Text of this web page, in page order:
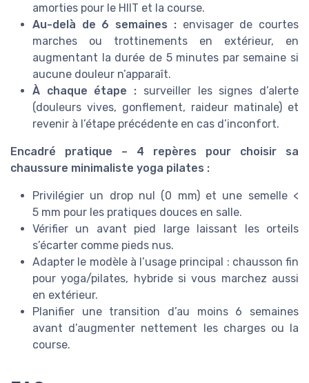
amorties pour le HIIT et la course.
Au-delà de 6 semaines :envisager de courtes
marches ou trottinements en extérieur, en
augmentant la durée de 5 minutes par semaine si
aucune douleur n’apparaît.
À chaque étape : surveiller les signes d’alerte
(douleurs vives, gonflement, raideur matinale) et
revenir à l’étape précédente en cas d’inconfort.
Encadré pratique – 4 repères pour choisir sa
chaussure minimaliste yoga pilates :
Privilégier un drop nul (0 mm) et une semelle <
5 mm pour les pratiques douces en salle.
Vérifier un avant pied large laissant les orteils
s’écarter comme pieds nus.
Adapter le modèle à l’usage principal : chausson fin
pour yoga/pilates, hybride si vous marchez aussi
en extérieur.
Planifier une transition d’au moins 6 semaines
avant d’augmenter nettement les charges ou la
course.